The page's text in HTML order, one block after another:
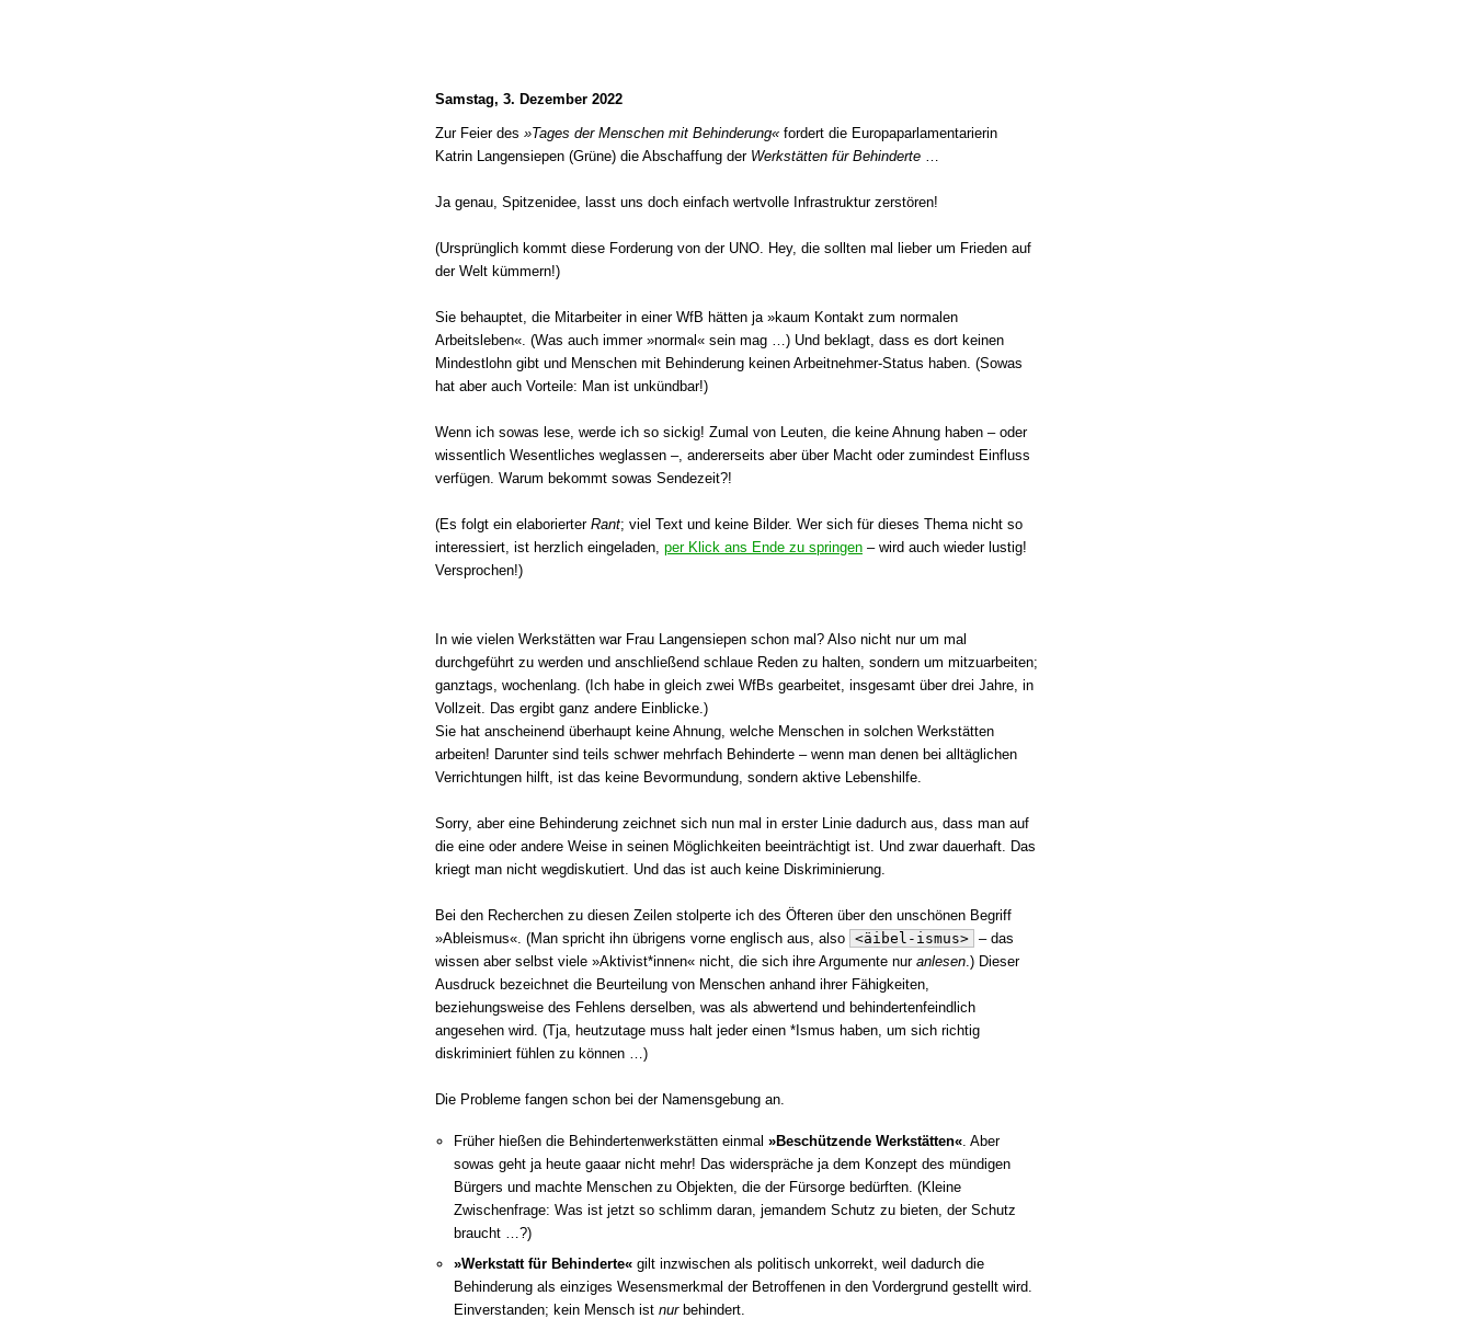
Samstag, 3. Dezember 2022
Zur Feier des »Tages der Menschen mit Behinderung« fordert die Europaparlamentarierin
Katrin Langensiepen (Grüne) die Abschaffung der Werkstätten für Behinderte
Ja genau, Spitzenidee, lasst uns doch einfach wertvolle Infrastruktur zerstören!
(Ursprünglich kommt diese Forderung von der UNO. Hey, die sollten mal lieber um Frieden auf
der Welt kümmern!)
Sie behauptet, die Mitarbeiter in einer WfB hätten ja »kaum Kontakt zum normalen
Arbeitsleben«. (Was auch immer »normal« sein mag …) Und beklagt, dass es dort keinen
Mindestlohn gibt und Menschen mit Behinderung keinen Arbeitnehmer-Status haben. (Sowas
hat aber auch Vorteile: Man ist unkündbar!)
Wenn ich sowas lese, werde ich so sickig! Zumal von Leuten, die keine Ahnung haben – oder
wissentlich Wesentliches weglassen –, andererseits aber über Macht oder zumindest Einfluss
verfügen. Warum bekommt sowas Sendezeit?!
(Es folgt ein elaborierter Rant; viel Text und keine Bilder. Wer sich für dieses Thema nicht so
interessiert, ist herzlich eingeladen, per Klick ans Ende zu springen – wird auch wieder lustig!
Versprochen!)
In wie vielen Werkstätten war Frau Langensiepen schon mal? Also nicht nur um mal
durchgeführt zu werden und anschließend schlaue Reden zu halten, sondern um mitzuarbeiten;
ganztags, wochenlang. (Ich habe in gleich zwei WfBs gearbeitet, insgesamt über drei Jahre, in
Vollzeit. Das ergibt ganz andere Einblicke.)
Sie hat anscheinend überhaupt keine Ahnung, welche Menschen in solchen Werkstätten
arbeiten! Darunter sind teils schwer mehrfach Behinderte – wenn man denen bei alltäglichen
Verrichtungen hilft, ist das keine Bevormundung, sondern aktive Lebenshilfe.
Sorry, aber eine Behinderung zeichnet sich nun mal in erster Linie dadurch aus, dass man auf
die eine oder andere Weise in seinen Möglichkeiten beeinträchtigt ist. Und zwar dauerhaft. Das
kriegt man nicht wegdiskutiert. Und das ist auch keine Diskriminierung.
Bei den Recherchen zu diesen Zeilen stolperte ich des Öfteren über den unschönen Begriff
»Ableismus«. (Man spricht ihn übrigens vorne englisch aus, also <äibel-ismus> – das
wissen aber selbst viele »Aktivist*innen« nicht, die sich ihre Argumente nur anlesen .) Dieser
Ausdruck bezeichnet die Beurteilung von Menschen anhand ihrer Fähigkeiten,
beziehungsweise des Fehlens derselben, was als abwertend und behindertenfeindlich
angesehen wird. (Tja, heutzutage muss halt jeder einen *Ismus haben, um sich richtig
diskriminiert fühlen zu können …)
Die Probleme fangen schon bei der Namensgebung an.
Früher hießen die Behindertenwerkstätten einmal »Beschützende Werkstätten« . Aber
sowas geht ja heute gaaar nicht mehr! Das widerspräche ja dem Konzept des mündigen
Bürgers und machte Menschen zu Objekten, die der Fürsorge bedürften. (Kleine
Zwischenfrage: Was ist jetzt so schlimm daran, jemandem Schutz zu bieten, der Schutz
braucht …?)
»Werkstatt für Behinderte« gilt inzwischen als politisch unkorrekt, weil dadurch die
Behinderung als einziges Wesensmerkmal der Betroffenen in den Vordergrund gestellt wird.
Einverstanden; kein Mensch ist nur behindert.